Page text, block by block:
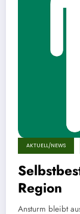
AKTUELL/NEWS
Region
Ansturm bleibt